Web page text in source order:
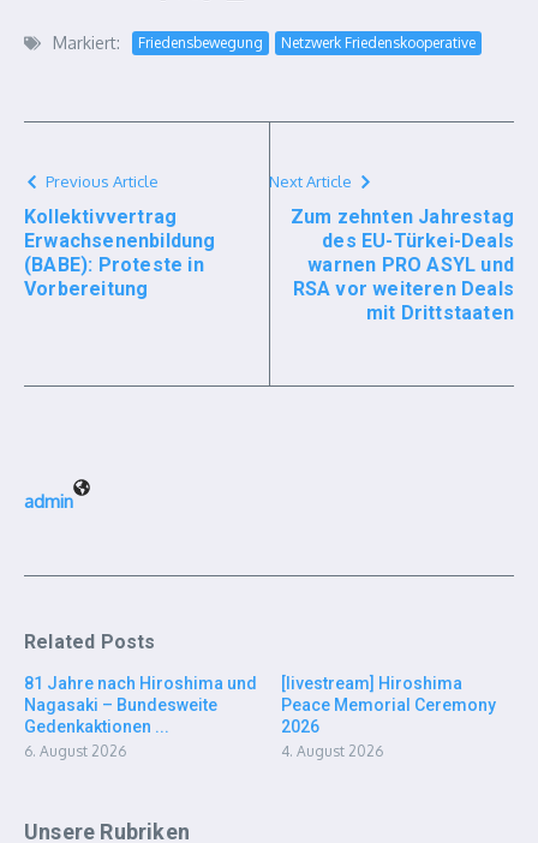
Markiert: Friedensbewegung Netzwerk Friedenskooperative
Previous Article
Kollektivvertrag
Erwachsenenbildung
(BABE): Proteste in
Vorbereitung
Next Article
Zum zehnten Jahrestag
des EU-Türkei-Deals
warnen PRO ASYL und
RSA vor weiteren Deals
mit Drittstaaten
admin
Related Posts
81 Jahre nach Hiroshima und
Nagasaki – Bundesweite
Gedenkaktionen ...
6. August 2026
[livestream] Hiroshima
Peace Memorial Ceremony
2026
4. August 2026
Unsere Rubriken